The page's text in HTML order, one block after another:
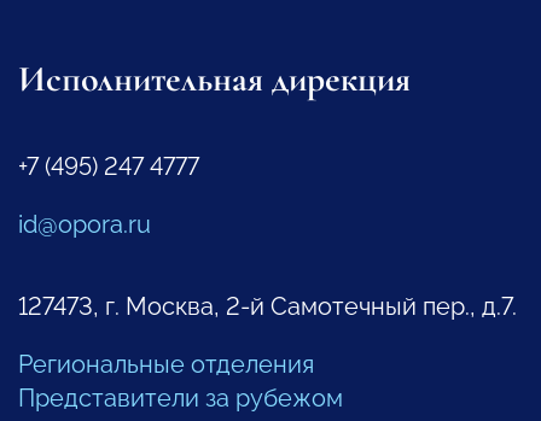
Исполнительная дирекция
+7 (495) 247 4777
id@opora.ru
127473, г. Москва, 2-й Самотечный пер., д.7.
Региональные отделения
Представители за рубежом